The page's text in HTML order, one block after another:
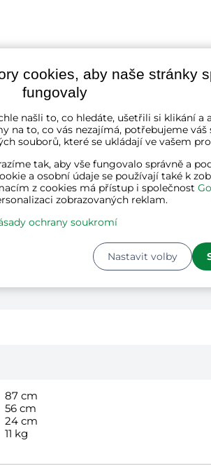
87 cm
56 cm
24 cm
11 kg
cookies, aby naše stránky
fungovaly
našli to, co hledáte, ušetřili si klikání a
na to, co vás nezajímá, potřebujeme váš
souborů, které se ukládají ve vašem
tak, aby vše fungovalo správně a
a osobní údaje se používají také k
z cookies má přístup i společnost
zobrazovaných reklam.
ochrany soukromí
Nastavit volby